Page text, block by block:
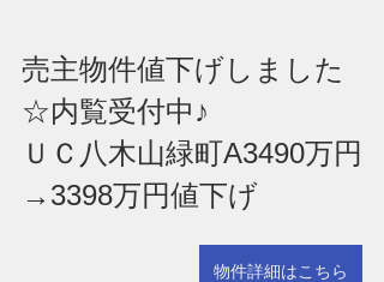
売主物件値下げしました
☆内覧受付中♪
ＵＣ八木山緑町A3490万円
→3398万円値下げ
物件詳細はこちら